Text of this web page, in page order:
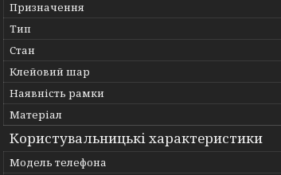
Призначення
Тип
Стан
Клейовий шар
Наявність рамки
Матеріал
Користувальницькі характеристики
Модель телефона